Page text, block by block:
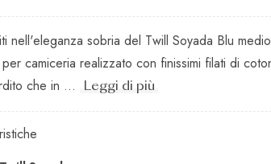
nell'eleganza sobria del Twill Soyada Blu
camiceria realizzato con finissimi filati di
che in ...
Leggi di più